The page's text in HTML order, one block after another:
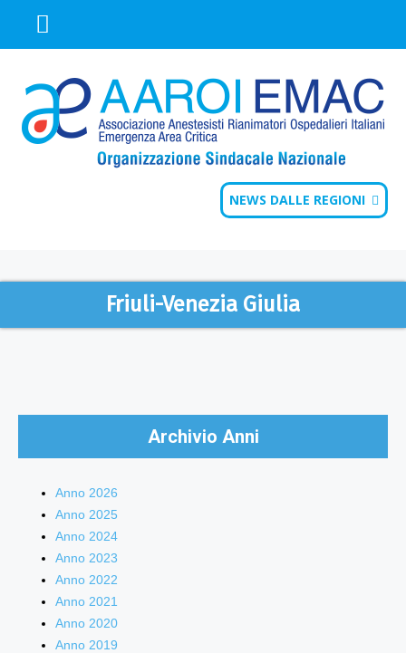
NEWS DALLE REGIONI
Friuli-Venezia Giulia
Archivio Anni
Anno 2026
Anno 2025
Anno 2024
Anno 2023
Anno 2022
Anno 2021
Anno 2020
Anno 2019